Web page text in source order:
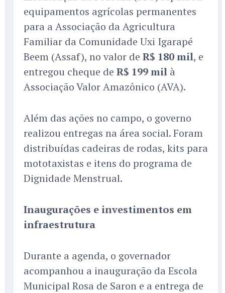
equipamentos agrícolas permanentes
para a Associação da Agricultura
Familiar da Comunidade Uxi Igarapé
Beem (Assaf), no valor de R$ 180 mil, e
entregou cheque de R$ 199 mil à
Associação Valor Amazônico (AVA).
Além das ações no campo, o governo
realizou entregas na área social. Foram
distribuídas cadeiras de rodas, kits para
mototaxistas e itens do programa de
Dignidade Menstrual.
Inaugurações e investimentos em
infraestrutura
Durante a agenda, o governador
acompanhou a inauguração da Escola
Municipal Rosa de Saron e a entrega de